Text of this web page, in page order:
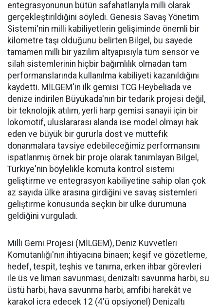
entegrasyonunun bütün safahatlarıyla milli olarak
gerçekleştirildiğini söyledi. Genesis Savaş Yönetim
Sistemi'nin milli kabiliyetlerin gelişiminde önemli bir
kilometre taşı olduğunu belirten Bilgel, bu sayede
tamamen milli bir yazılım altyapısıyla tüm sensör ve
silah sistemlerinin hiçbir bağımlılık olmadan tam
performanslarında kullanılma kabiliyeti kazanıldığını
kaydetti. MİLGEM'in ilk gemisi TCG Heybeliada ve
denize indirilen Büyükada'nın bir tedarik projesi değil,
bir teknolojik atılım, yerli harp gemisi sanayii için bir
lokomotif, uluslararası alanda ise model olmayı hak
eden ve büyük bir gururla dost ve müttefik
donanmalara tavsiye edebileceğimiz performansını
ispatlanmış örnek bir proje olarak tanımlayan Bilgel,
Türkiye'nin böylelikle komuta kontrol sistemi
geliştirme ve entegrasyon kabiliyetine sahip olan çok
az sayıda ülke arasına girdiğini ve savaş sistemleri
geliştirme konusunda seçkin bir ülke durumuna
geldiğini vurguladı.
Milli Gemi Projesi (MİLGEM), Deniz Kuvvetleri
Komutanlığı'nın ihtiyacına binaen; keşif ve gözetleme,
hedef, tespit, teşhis ve tanıma, erken ihbar görevleri
ile üs ve liman savunması, denizaltı savunma harbi, su
üstü harbi, hava savunma harbi, amfibi harekât ve
karakol icra edecek 12 (4'ü opsiyonel) Denizaltı